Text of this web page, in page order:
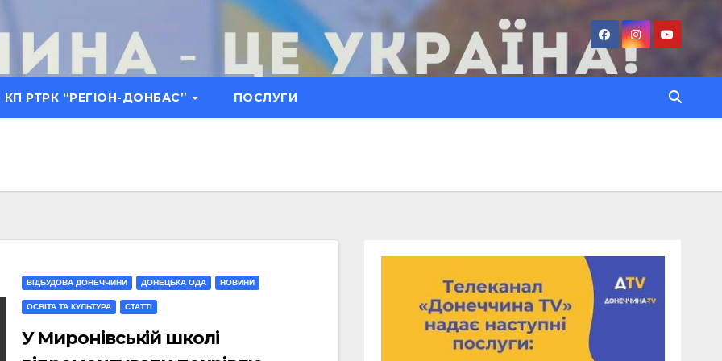
КП РТРК “РЕГІОН-ДОНБАС” ПОСЛУГИ
ВІДБУДОВА ДОНЕЧЧИНИ ДОНЕЦЬКА ОДА НОВИНИ
ОСВІТА ТА КУЛЬТУРА СТАТТI
У Миронівській школі